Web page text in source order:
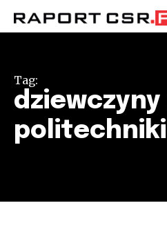
Tag:
dziewczyny
politechniki